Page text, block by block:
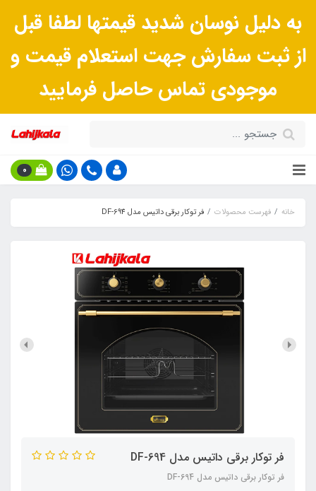
به دلیل نوسان شدید قیمتها لطفا قبل
از ثبت سفارش جهت استعلام قیمت و
موجودی تماس حاصل فرمایید
0
خانه فهرست محصولات فر توکار برقی داتیس مدل DF-694
فر توکار برقی داتیس مدل DF-694
فر توکار برقی داتیس مدل DF-694